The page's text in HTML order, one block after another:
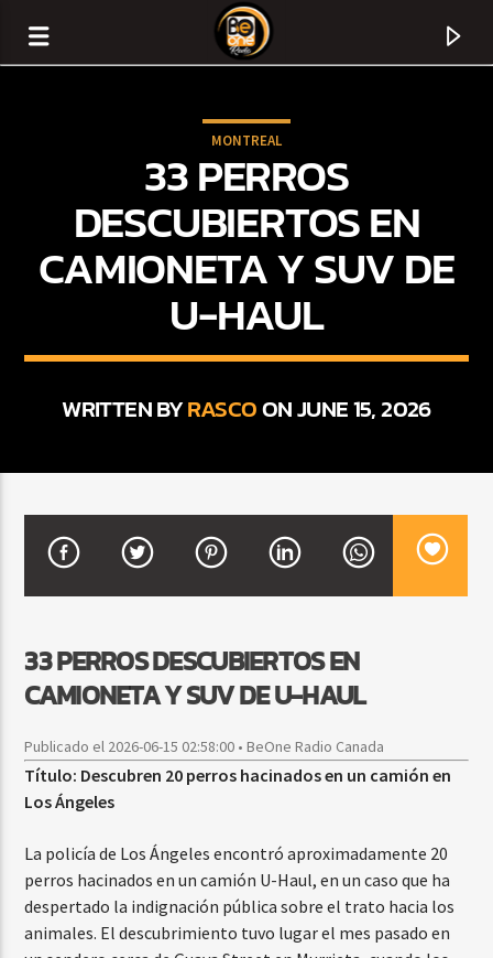
CURRENT TRACK
ARTIST
6:00 AM 9:00 AM
Beone Radio
MONTREAL
33 PERROS
DESCUBIERTOS EN
CAMIONETA Y SUV DE
U-HAUL
WRITTEN BYRASCOON JUNE 15, 2026
33 PERROS DESCUBIERTOS EN
CAMIONETA Y SUV DE U-HAUL
Publicado el 2026-06-15 02:58:00 • BeOne Radio Canada
Título: Descubren 20 perros hacinados en un camión en
Los Ángeles
La policía de Los Ángeles encontró aproximadamente 20
perros hacinados en un camión U-Haul, en un caso que ha
despertado la indignación pública sobre el trato hacia los
animales. El descubrimiento tuvo lugar el mes pasado en